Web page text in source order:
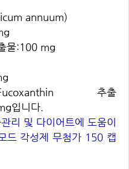
annuum)
물:100 mg
추출
입니다.
각성제 무첨가 150 캡